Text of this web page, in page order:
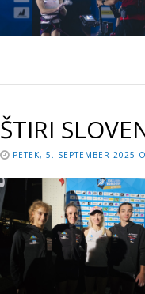
ŠTIRI
PETEK, 5. SEPTEMBER 2025